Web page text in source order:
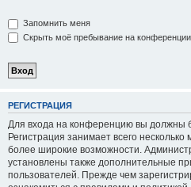
Запомнить меня
Скрыть моё пребывание на конференции
РЕГИСТРАЦИЯ
Для входа на конференцию вы должны
Регистрация занимает всего
более широкие возможности.
установлены также дополнительные
пользователей. Прежде чем